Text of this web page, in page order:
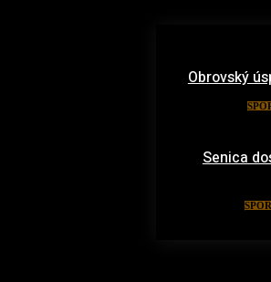
Obrovský
Senica